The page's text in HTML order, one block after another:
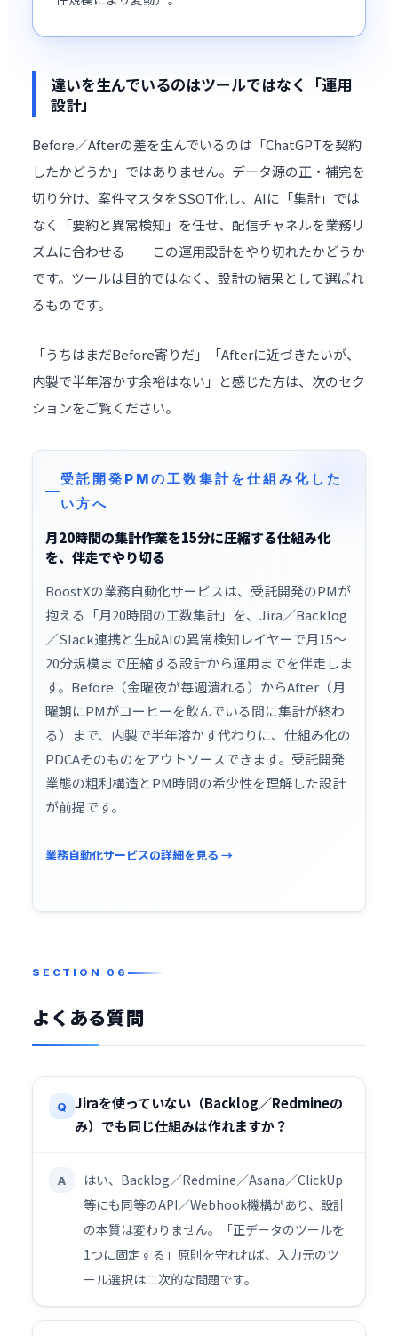
違いを生んでいるのはツールではなく「運用
設計」
Before／Afterの差を生んでいるのは「ChatGPTを契約
したかどうか」ではありません。データ源の正・補完を
切り分け、案件マスタをSSOT化し、AIに「集計」では
なく「要約と異常検知」を任せ、配信チャネルを業務リ
ズムに合わせる——この運用設計をやり切れたかどうか
です。ツールは目的ではなく、設計の結果として選ばれ
るものです。
「うちはまだBefore寄りだ」「Afterに近づきたいが、
内製で半年溶かす余裕はない」と感じた方は、次のセク
ションをご覧ください。
受託開発PMの工数集計を仕組み化した
い方へ
月20時間の集計作業を15分に圧縮する仕組み化
を、伴走でやり切る
BoostXの業務自動化サービスは、受託開発のPMが
抱える「月20時間の工数集計」を、Jira／Backlog
／Slack連携と生成AIの異常検知レイヤーで月15〜
20分規模まで圧縮する設計から運用までを伴走しま
す。Before（金曜夜が毎週潰れる）からAfter（月
曜朝にPMがコーヒーを飲んでいる間に集計が終わ
る）まで、内製で半年溶かす代わりに、仕組み化の
PDCAそのものをアウトソースできます。受託開発
業態の粗利構造とPM時間の希少性を理解した設計
が前提です。
業務自動化サービスの詳細を見る →
よくある質問
Q
Jiraを使っていない（Backlog／Redmineの
み）でも同じ仕組みは作れますか？
A
はい、Backlog／Redmine／Asana／ClickUp
等にも同等のAPI／Webhook機構があり、設計
の本質は変わりません。「正データのツールを
1つに固定する」原則を守れれば、入力元のツ
ール選択は二次的な問題です。